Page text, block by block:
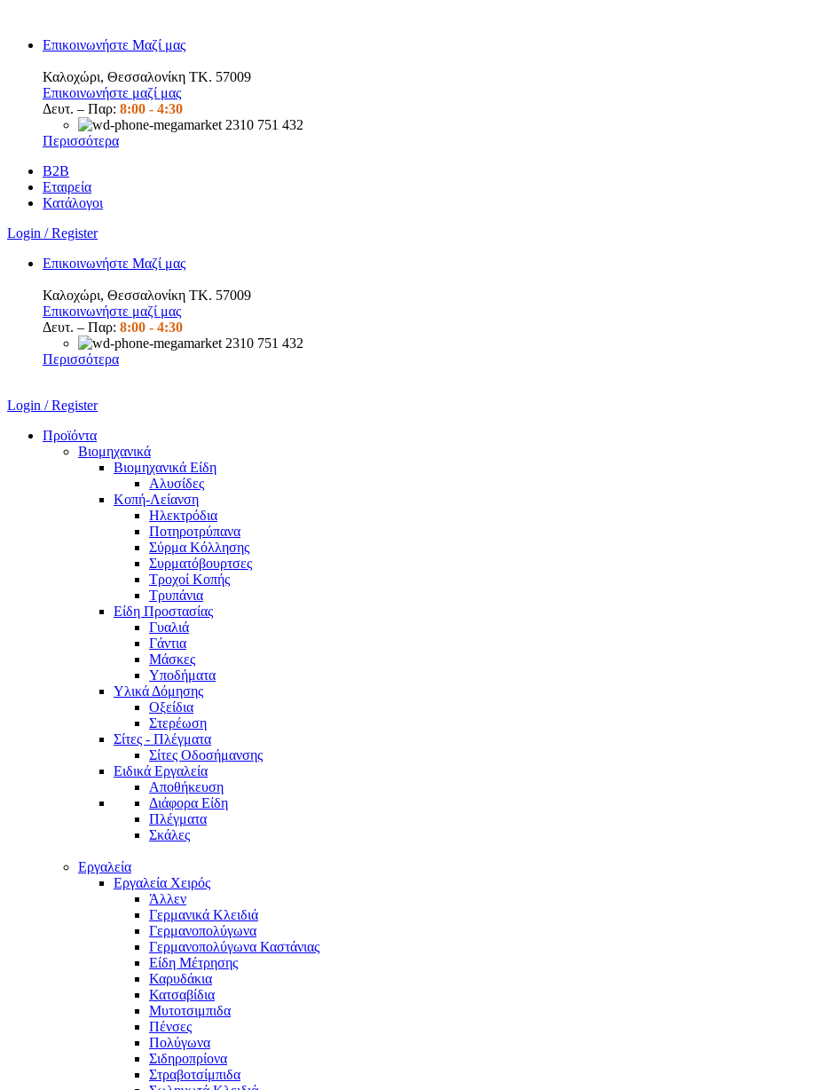
Επικοινωνήστε Μαζί μας
Καλοχώρι, Θεσσαλονίκη TK. 57009
Επικοινωνήστε μαζί μας
Δευτ. – Παρ: 8:00 - 4:30
2310 751 432
Περισσότερα
B2B
Εταιρεία
Κατάλογοι
Login / Register
Επικοινωνήστε Μαζί μας
Καλοχώρι, Θεσσαλονίκη TK. 57009
Επικοινωνήστε μαζί μας
Δευτ. – Παρ: 8:00 - 4:30
2310 751 432
Περισσότερα
Login / Register
Προϊόντα
Βιομηχανικά
Βιομηχανικά Είδη
Αλυσίδες
Κοπή-Λείανση
Ηλεκτρόδια
Ποτηροτρύπανα
Σύρμα Κόλλησης
Συρματόβουρτσες
Τροχοί Κοπής
Τρυπάνια
Είδη Προστασίας
Γυαλιά
Γάντια
Μάσκες
Υποδήματα
Υλικά Δόμησης
Οξείδια
Στερέωση
Σίτες - Πλέγματα
Σίτες Οδοσήμανσης
Ειδικά Εργαλεία
Αποθήκευση
Διάφορα Είδη
Πλέγματα
Σκάλες
Εργαλεία
Εργαλεία Χειρός
Άλλεν
Γερμανικά Κλειδιά
Γερμανοπολύγωνα
Γερμανοπολύγωνα Καστάνιας
Είδη Μέτρησης
Καρυδάκια
Κατσαβίδια
Μυτοτσιμπιδα
Πένσες
Πολύγωνα
Σιδηροπρίονα
Στραβοτσίμπιδα